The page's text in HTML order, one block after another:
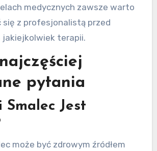
medycznych zawsze warto
z profesjonalistą przed
jakiejkolwiek terapii.
pytania
Smalec Jest
może być zdrowym źródłem